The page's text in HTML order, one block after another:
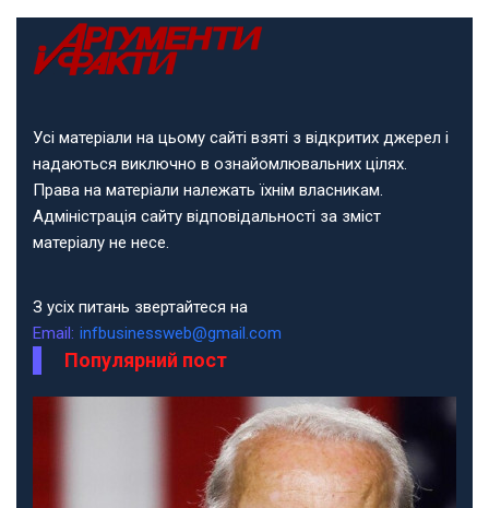
Усі матеріали на цьому сайті взяті з відкритих джерел і
надаються виключно в ознайомлювальних цілях.
Права на матеріали належать їхнім власникам.
Адміністрація сайту відповідальності за зміст
матеріалу не несе.
З усіх питань звертайтеся на
Email: infbusinessweb@gmail.com
Популярний пост